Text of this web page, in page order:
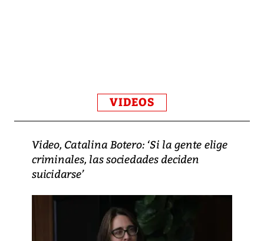
VIDEOS
Video, Catalina Botero: ‘Si la gente elige
criminales, las sociedades deciden
suicidarse’